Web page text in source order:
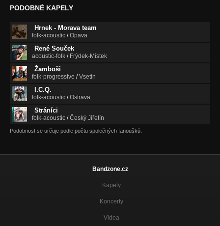
PODOBNÉ KAPELY
Hrnek - Morava team
folk-acoustic /Opava
René Souček
acoustic-folk / Frýdek-Místek
Žamboši
folk-progressive /Vsetín
I.C.Q.
folk-acoustic /Ostrava
Stráníci
folk-acoustic /Český Jiřetín
Podobnost se určuje podle počtu společných fanoušků.
Bandzone.cz
Kapely
Koncerty
Videa